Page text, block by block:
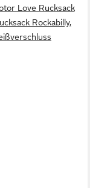
Love Rucksack
Rockabilly,